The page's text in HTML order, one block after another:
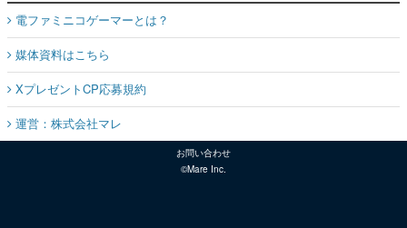
電ファミニコゲーマーとは？
媒体資料はこちら
XプレゼントCP応募規約
運営：株式会社マレ
お問い合わせ
©Mare Inc.